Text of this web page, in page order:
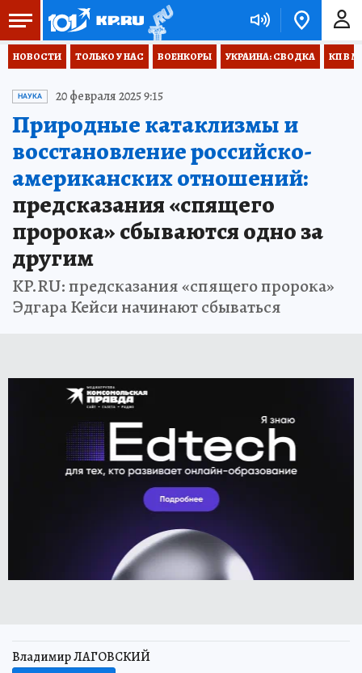
НОВОСТИ ТОЛЬКО У НАС ВОЕНКОРЫ УКРАИНА: СВОДКА КП В
НАУКА 20 февраля 2025 9:15
Природные катаклизмы и
восстановление российско-
американских отношений:
предсказания «спящего
пророка» сбываются одно за
другим
KP.RU: предсказания «спящего пророка»
Эдгара Кейси начинают сбываться
Владимир ЛАГОВСКИЙ